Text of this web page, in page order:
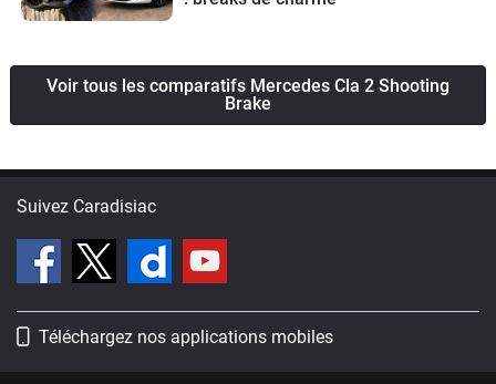
Voir tous les comparatifs Mercedes Cla 2 Shooting
Brake
Suivez Caradisiac
Téléchargez nos applications mobiles